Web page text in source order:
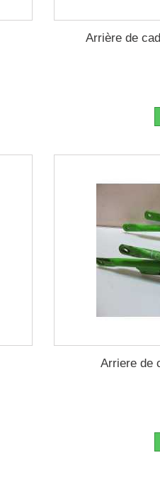
Arrière de
Arriere de